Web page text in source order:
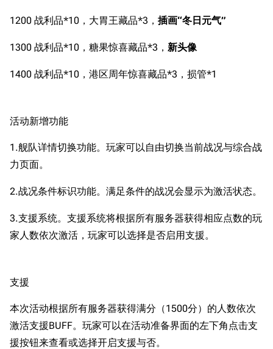
1200 战利品*10，大胃王藏品*3， 插画“冬日元气”
1300 战利品*10，糖果惊喜藏品*3， 新头像
1400 战利品*10，港区周年惊喜藏品*3，损管*1
活动新增功能
1.舰队详情切换功能。玩家可以自由切换当前战况与综合战
力页面。
2.战况条件标识功能。满足条件的战况会显示为激活状态。
3.支援系统。支援系统将根据所有服务器获得相应点数的玩
家人数依次激活，玩家可以选择是否启用支援。
支援
本次活动根据所有服务器获得满分（1500分）的人数依次
激活支援BUFF。玩家可以在活动准备界面的左下角点击支
援按钮来查看或选择开启支援与否。